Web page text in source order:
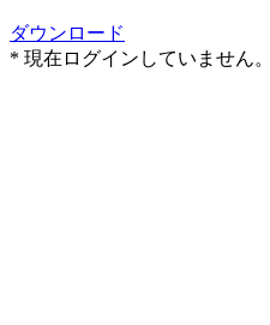
ダウンロード
* 現在ログインしていません。